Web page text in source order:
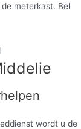
meterkast. Bel
wordt u de